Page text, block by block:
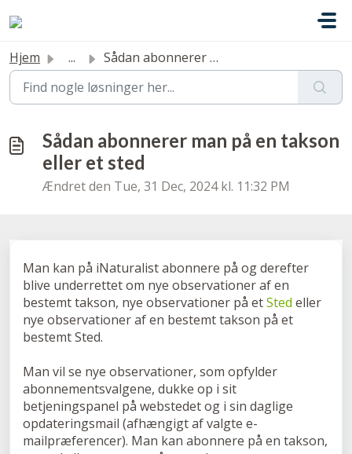
Hjem ... Sådan abonnerer man på en takson eller et sted
Sådan abonnerer man på en takson
eller et sted
Ændret den Tue, 31 Dec, 2024 kl. 11:32 PM
Man kan på iNaturalist abonnere på og derefter
blive underrettet om nye observationer af en
bestemt takson, nye observationer på etSted eller
nye observationer af en bestemt takson på et
bestemt Sted.
Man vil se nye observationer, som opfylder
abonnementsvalgene, dukke op i sit
betjeningspanel på webstedet og i sin daglige
opdateringsmail (afhængigt af valgte e-
mailpræferencer). Man kan abonnere på en takson,